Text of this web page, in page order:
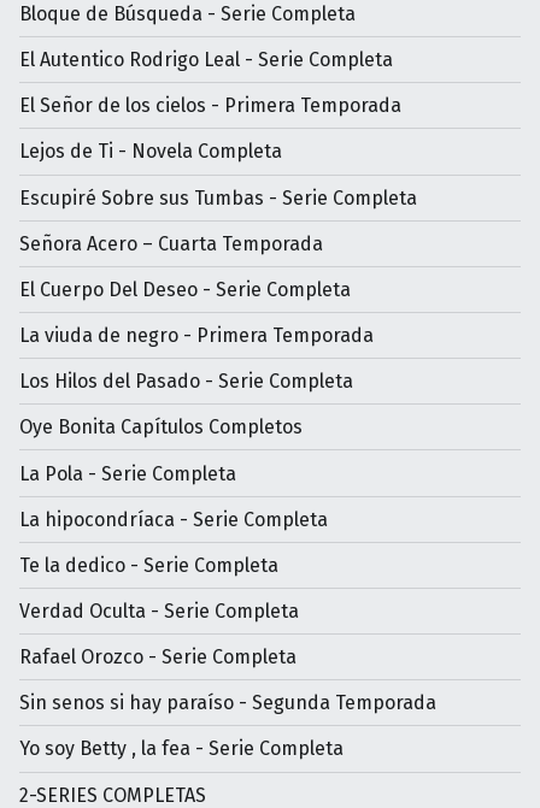
Bloque de Búsqueda - Serie Completa
El Autentico Rodrigo Leal - Serie Completa
El Señor de los cielos - Primera Temporada
Lejos de Ti - Novela Completa
Escupiré Sobre sus Tumbas - Serie Completa
Señora Acero – Cuarta Temporada
El Cuerpo Del Deseo - Serie Completa
La viuda de negro - Primera Temporada
Los Hilos del Pasado - Serie Completa
Oye Bonita Capítulos Completos
La Pola - Serie Completa
La hipocondríaca - Serie Completa
Te la dedico - Serie Completa
Verdad Oculta - Serie Completa
Rafael Orozco - Serie Completa
Sin senos si hay paraíso - Segunda Temporada
Yo soy Betty , la fea - Serie Completa
2-SERIES COMPLETAS